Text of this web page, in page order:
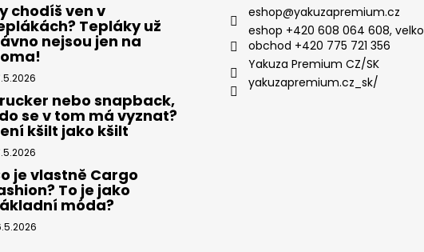
chodíš ven v
Tepláky už
nejsou jen na
nebo snapback,
se v tom má vyznat?
kšilt jako kšilt
je vlastně Cargo
To je jako
móda?
eshop@yakuzapremium.cz
eshop +420 608 064 608, velko
obchod +420 775 721 356
Yakuza Premium CZ/SK
yakuzapremium.cz_sk/